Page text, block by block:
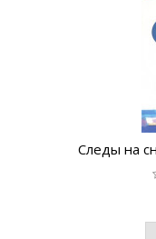
Следы на